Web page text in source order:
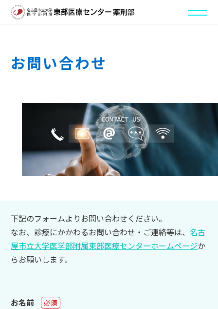
お問い合わせ
下記のフォームよりお問い合わせください。
なお、診療にかかわるお問い合わせ・ご連絡等は、 名古
屋市立大学医学部附属東部医療センターホームページか
らお願いします。
お名前 必須